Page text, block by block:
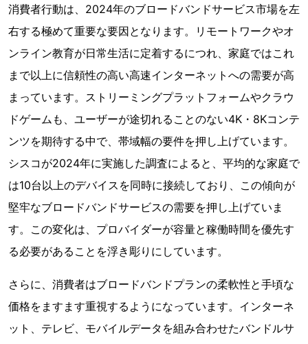
消費者行動は、2024年のブロードバンドサービス市場を左
右する極めて重要な要因となります。リモートワークやオ
ンライン教育が日常生活に定着するにつれ、家庭ではこれ
まで以上に信頼性の高い高速インターネットへの需要が高
まっています。ストリーミングプラットフォームやクラウ
ドゲームも、ユーザーが途切れることのない4K・8Kコンテ
ンツを期待する中で、帯域幅の要件を押し上げています。
シスコが2024年に実施した調査によると、平均的な家庭で
は10台以上のデバイスを同時に接続しており、この傾向が
堅牢なブロードバンドサービスの需要を押し上げていま
す。この変化は、プロバイダーが容量と稼働時間を優先す
る必要があることを浮き彫りにしています。
さらに、消費者はブロードバンドプランの柔軟性と手頃な
価格をますます重視するようになっています。インターネ
ット、テレビ、モバイルデータを組み合わせたバンドルサ